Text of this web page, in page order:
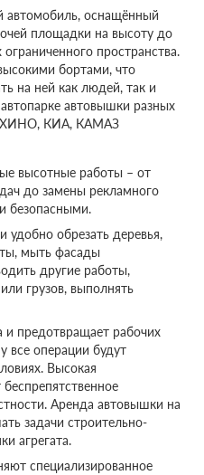
автомобиль, оснащённый
площадки на высоту до
пространства.
бортами, что
на ней как людей, так и
автовышки разных
КИА, КАМАЗ
высотные работы – от
до замены рекламного
безопасными.
обрезать деревья,
мыть фасады
другие работы,
грузов, выполнять
и предотвращает рабочих
все операции будут
Высокая
Аренда автовышки на
задачи строительно-
агрегата.
специализированное